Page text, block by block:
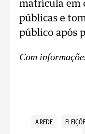
matrícula em
públicas e
público após
Com
A REDE